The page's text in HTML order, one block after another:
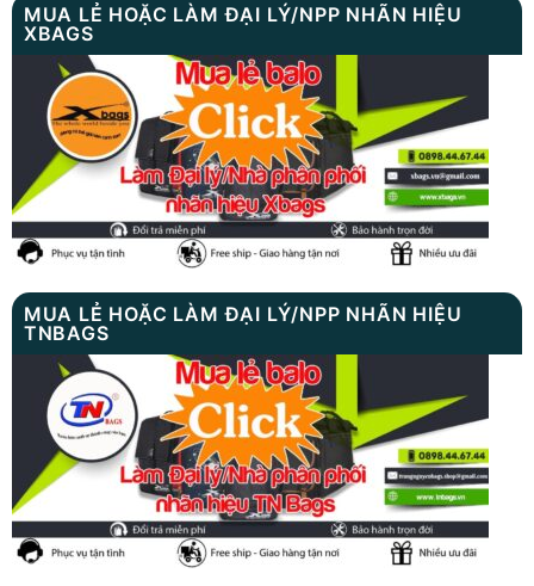
MUA LẺ HOẶC LÀM ĐẠI LÝ/NPP NHÃN HIỆU
XBAGS
MUA LẺ HOẶC LÀM ĐẠI LÝ/NPP NHÃN HIỆU
TNBAGS